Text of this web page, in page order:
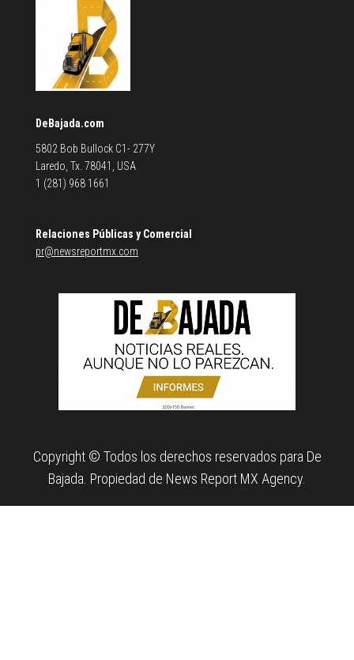
DeBajada.com
5802 Bob Bullock C1- 277Y
Laredo, Tx. 78041, USA
1 (281) 968 1661
Relaciones Públicas y Comercial
pr@newsreportmx.com
Copyright © Todos los derechos reservados para De
Bajada. Propiedad de News Report MX Agency.